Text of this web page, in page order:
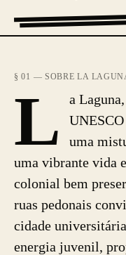
§ 01 — SOBRE LA
L
a
uma
uma vibrante vida
colonial bem
ruas pedonais
cidade
energia juvenil,